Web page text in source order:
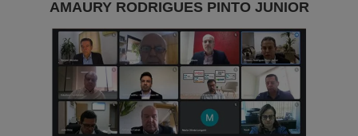
AMAURY RODRIGUES PINTO JUNIOR